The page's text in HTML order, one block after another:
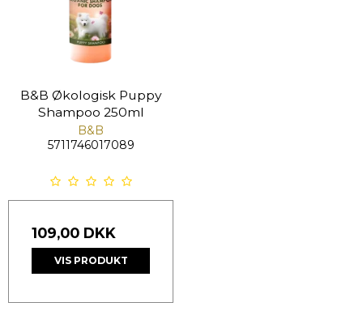
B&B Økologisk Puppy
Shampoo 250ml
B&B
5711746017089
109,00 DKK
VIS PRODUKT